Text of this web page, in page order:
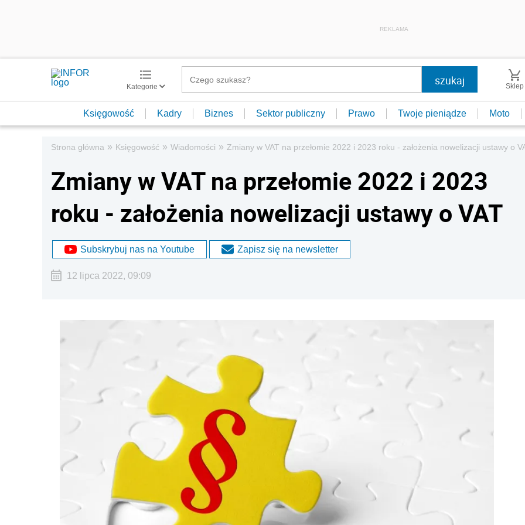
REKLAMA
Kategorie Sklep
Księgowość Kadry Biznes Sektor publiczny Prawo Twoje pieniądze Moto
Strona główna » Księgowość » Wiadomości » Zmiany w VAT na przełomie 2022 i 2023 roku - założenia nowelizacji ustawy o
Zmiany w VAT na przełomie 2022 i 2023
roku - założenia nowelizacji ustawy o VAT
Subskrybuj nas na Youtube Zapisz się na newsletter
12 lipca 2022, 09:09